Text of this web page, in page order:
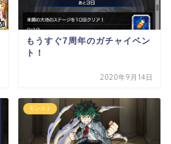
もうすぐ7周年のガチャイベン
ト！
2020年9月14日
モンスト